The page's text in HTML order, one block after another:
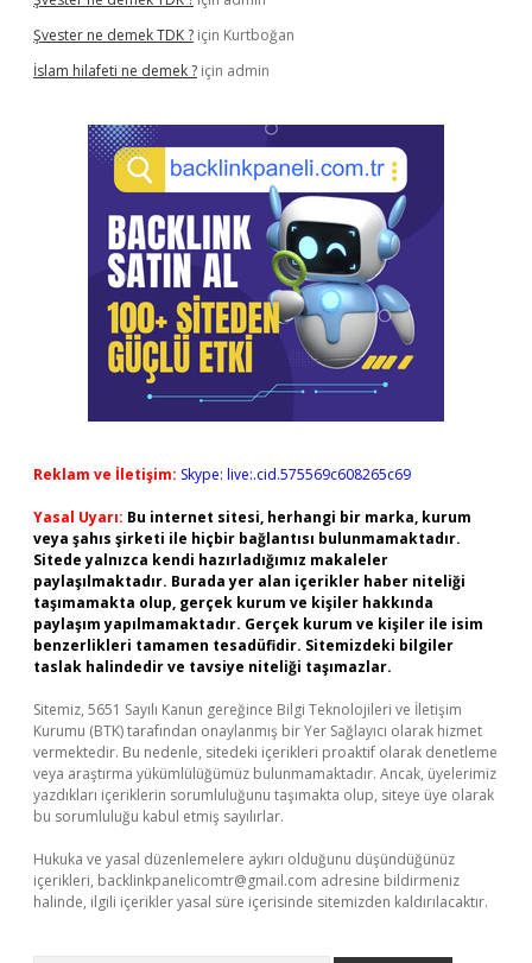
Şvester ne demek TDK ? için Kurtboğan
İslam hilafeti ne demek ? için admin
Reklam ve İletişim: Skype: live:.cid.575569c608265c69
Yasal Uyarı: Bu internet sitesi, herhangi bir marka, kurum
veya şahıs şirketi ile hiçbir bağlantısı bulunmamaktadır.
Sitede yalnızca kendi hazırladığımız makaleler
paylaşılmaktadır. Burada yer alan içerikler haber niteliği
taşımamakta olup, gerçek kurum ve kişiler hakkında
paylaşım yapılmamaktadır. Gerçek kurum ve kişiler ile isim
benzerlikleri tamamen tesadüfidir. Sitemizdeki bilgiler
taslak halindedir ve tavsiye niteliği taşımazlar.
Sitemiz, 5651 Sayılı Kanun gereğince Bilgi Teknolojileri ve İletişim
Kurumu (BTK) tarafından onaylanmış bir Yer Sağlayıcı olarak hizmet
vermektedir. Bu nedenle, sitedeki içerikleri proaktif olarak denetleme
veya araştırma yükümlülüğümüz bulunmamaktadır. Ancak, üyelerimiz
yazdıkları içeriklerin sorumluluğunu taşımakta olup, siteye üye olarak
bu sorumluluğu kabul etmiş sayılırlar.
Hukuka ve yasal düzenlemelere aykırı olduğunu düşündüğünüz
içerikleri, backlinkpanelicomtr@gmail.com adresine bildirmeniz
halinde, ilgili içerikler yasal süre içerisinde sitemizden kaldırılacaktır.